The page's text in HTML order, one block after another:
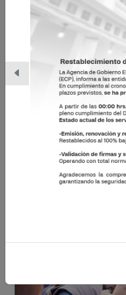
03/08/2026 | La Paz,
AGETIC y
Blockchain
Marco de
transformación
Leer nota